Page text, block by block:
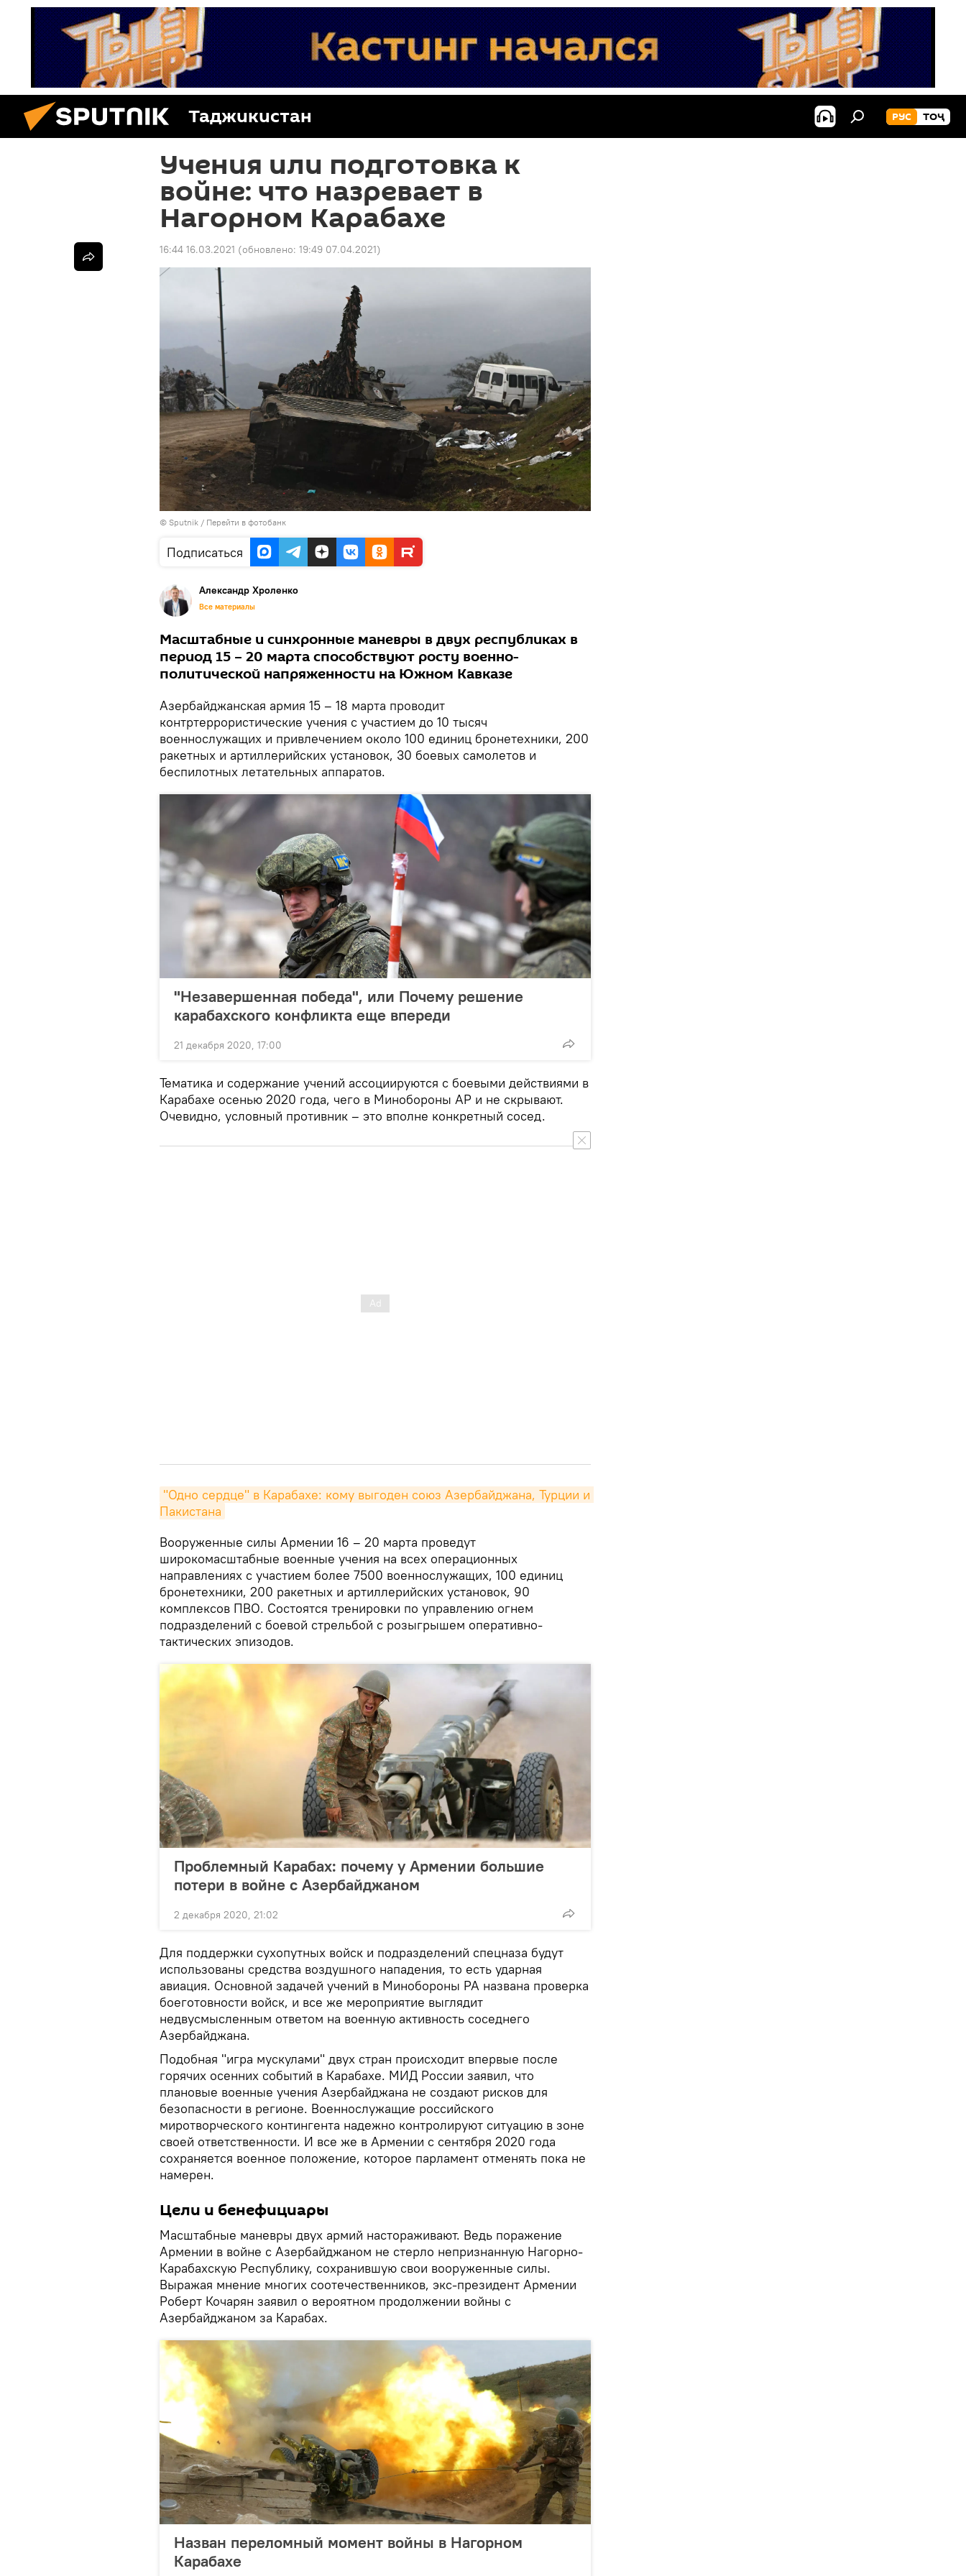
Таджикистан РУС ТОҶ
Учения или подготовка к
войне: что назревает в
Нагорном Карабахе
16:44 16.03.2021 (обновлено: 19:49 07.04.2021)
© Sputnik / Перейти в фотобанк
Подписаться
Александр Хроленко
Все материалы
Масштабные и синхронные маневры в двух республиках в
период 15 – 20 марта способствуют росту военно-
политической напряженности на Южном Кавказе
Азербайджанская армия 15 – 18 марта проводит
контртеррористические учения с участием до 10 тысяч
военнослужащих и привлечением около 100 единиц бронетехники, 200
ракетных и артиллерийских установок, 30 боевых самолетов и
беспилотных летательных аппаратов.
"Незавершенная победа", или Почему решение
карабахского конфликта еще впереди
21 декабря 2020, 17:00
Тематика и содержание учений ассоциируются с боевыми действиями в
Карабахе осенью 2020 года, чего в Минобороны АР и не скрывают.
Очевидно, условный противник – это вполне конкретный сосед.
"Одно сердце" в Карабахе: кому выгоден союз Азербайджана, Турции и
Пакистана
Вооруженные силы Армении 16 – 20 марта проведут
широкомасштабные военные учения на всех операционных
направлениях с участием более 7500 военнослужащих, 100 единиц
бронетехники, 200 ракетных и артиллерийских установок, 90
комплексов ПВО. Состоятся тренировки по управлению огнем
подразделений с боевой стрельбой с розыгрышем оперативно-
тактических эпизодов.
Проблемный Карабах: почему у Армении большие
потери в войне с Азербайджаном
2 декабря 2020, 21:02
Для поддержки сухопутных войск и подразделений спецназа будут
использованы средства воздушного нападения, то есть ударная
авиация. Основной задачей учений в Минобороны РА названа проверка
боеготовности войск, и все же мероприятие выглядит
недвусмысленным ответом на военную активность соседнего
Азербайджана.
Подобная "игра мускулами" двух стран происходит впервые после
горячих осенних событий в Карабахе. МИД России заявил, что
плановые военные учения Азербайджана не создают рисков для
безопасности в регионе. Военнослужащие российского
миротворческого контингента надежно контролируют ситуацию в зоне
своей ответственности. И все же в Армении с сентября 2020 года
сохраняется военное положение, которое парламент отменять пока не
намерен.
Цели и бенефициары
Масштабные маневры двух армий настораживают. Ведь поражение
Армении в войне с Азербайджаном не стерло непризнанную Нагорно-
Карабахскую Республику, сохранившую свои вооруженные силы.
Выражая мнение многих соотечественников, экс-президент Армении
Роберт Кочарян заявил о вероятном продолжении войны с
Азербайджаном за Карабах.
Назван переломный момент войны в Нагорном
Карабахе